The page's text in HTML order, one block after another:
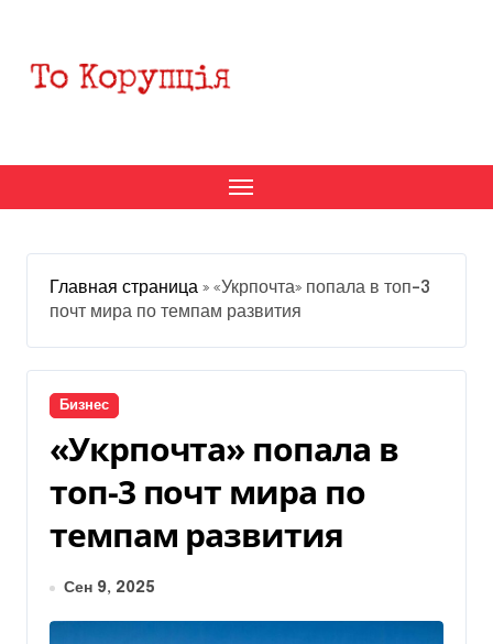
содержанию
Главная страница » «Укрпочта» попала в топ-3
почт мира по темпам развития
Бизнес
«Укрпочта» попала в
топ-3 почт мира по
темпам развития
Сен 9, 2025